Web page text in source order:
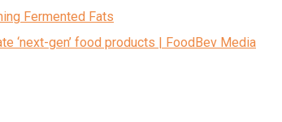
Fermented Fats
‘next-gen’ food products | FoodBev Media